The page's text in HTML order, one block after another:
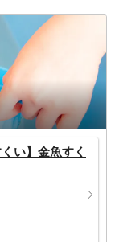
い】金魚すく